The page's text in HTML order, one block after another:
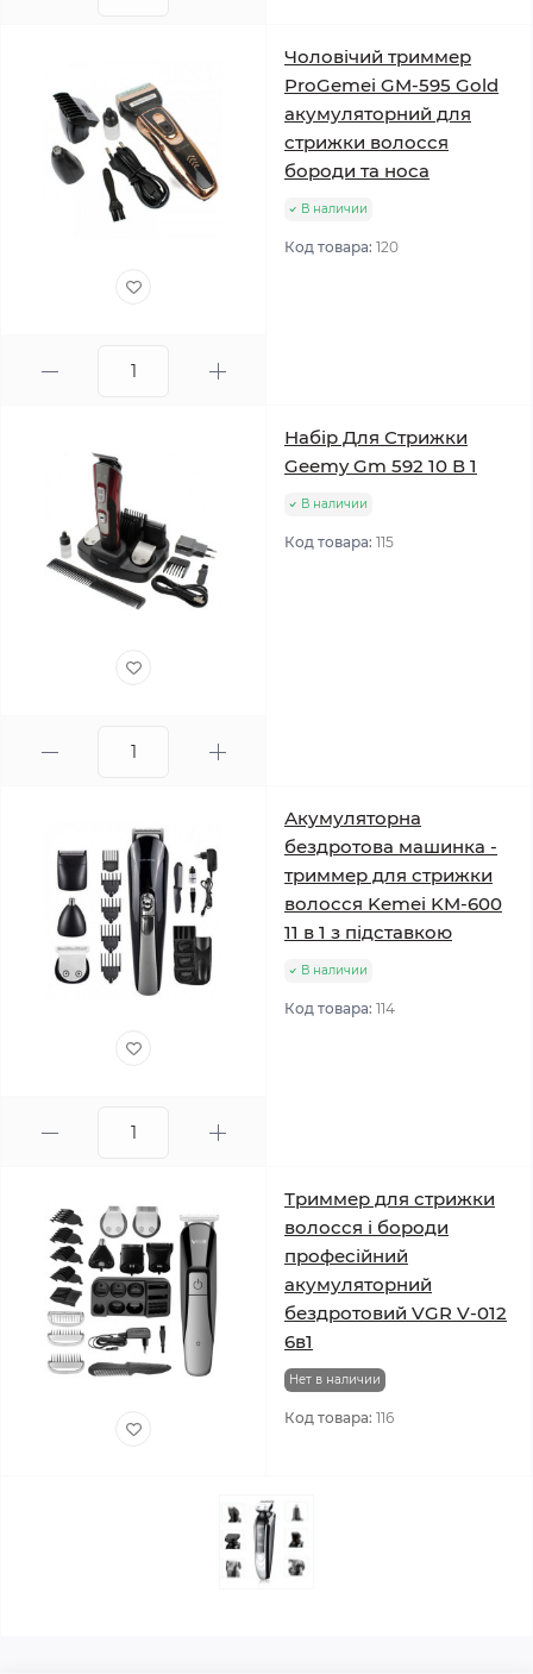
Чоловічий триммер
ProGemei GM-595 Gold
акумуляторний для
стрижки волосся
бороди та носа
В наличии
Код товара: 120
Набір Для Стрижки
Geemy Gm 592 10 В 1
В наличии
Код товара: 115
Акумуляторна
бездротова машинка -
триммер для стрижки
волосся Kemei KM-600
11 в 1 з підставкою
В наличии
Код товара: 114
Триммер для стрижки
волосся і бороди
професійний
акумуляторний
бездротовий VGR V-012
6в1
Нет в наличии
Код товара: 116